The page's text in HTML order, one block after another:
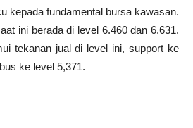
kepada fundamental bursa kawasan.
ini berada di level 6.460 dan 6.631.
tekanan jual di level ini, support ke
ke level 5,371.